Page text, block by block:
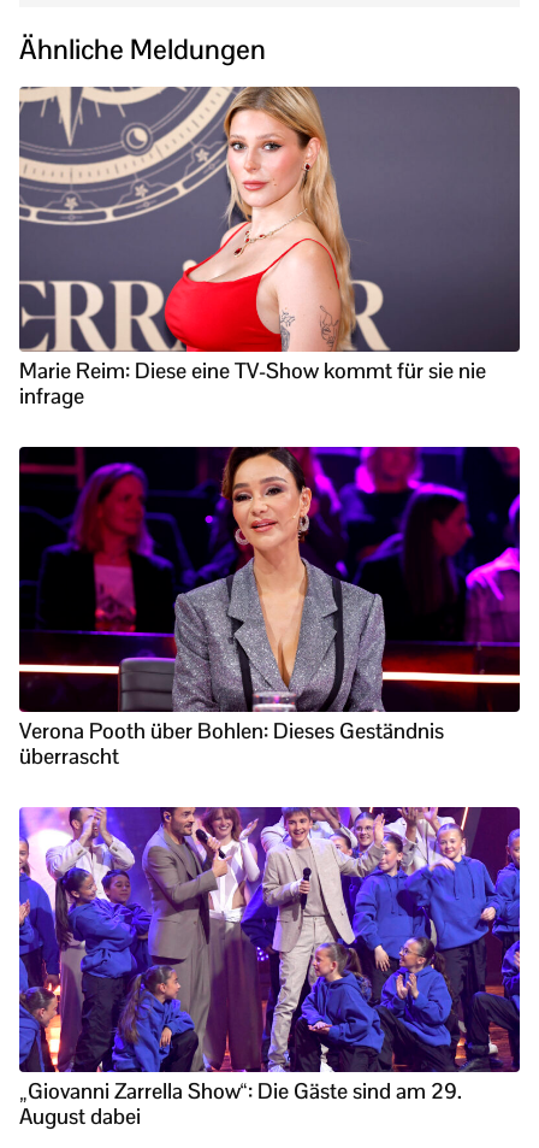
Ähnliche Meldungen
Marie Reim: Diese eine TV-Show kommt für sie nie
infrage
Verona Pooth über Bohlen: Dieses Geständnis
überrascht
„Giovanni Zarrella Show“: Die Gäste sind am 29.
August dabei